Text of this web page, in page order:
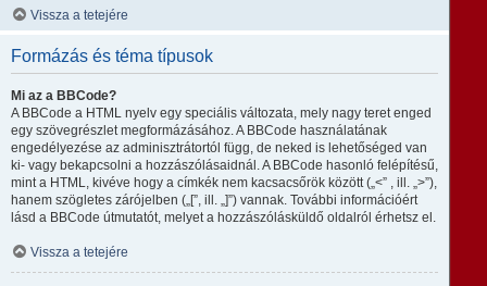
Vissza a tetejére
Formázás és téma típusok
Mi az a BBCode?
A BBCode a HTML nyelv egy speciális változata, mely nagy teret enged
egy szövegrészlet megformázásához. A BBCode használatának
engedélyezése az adminisztrátortól függ, de neked is lehetőséged van
ki- vagy bekapcsolni a hozzászólásaidnál. A BBCode hasonló felépítésű,
mint a HTML, kivéve hogy a címkék nem kacsacsőrök között („<” , ill. „>”),
hanem szögletes zárójelben („[”, ill. „]”) vannak. További információért
lásd a BBCode útmutatót, melyet a hozzászólásküldő oldalról érhetsz el.
Vissza a tetejére